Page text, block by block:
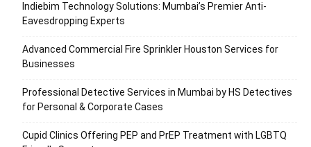
Indiebim Technology Solutions: Mumbai’s Premier Anti-
Eavesdropping Experts
Advanced Commercial Fire Sprinkler Houston Services for
Businesses
Professional Detective Services in Mumbai by HS Detectives
for Personal & Corporate Cases
Cupid Clinics Offering PEP and PrEP Treatment with LGBTQ